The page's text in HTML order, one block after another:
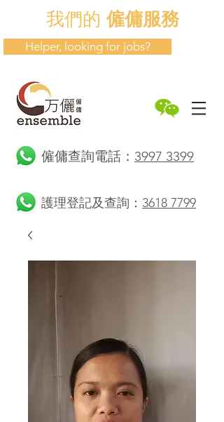
我們的僱傭服務
Helper, looking for jobs?
​僱傭查詢電話： 3997 3399
護理登記及查詢： 3618 7799